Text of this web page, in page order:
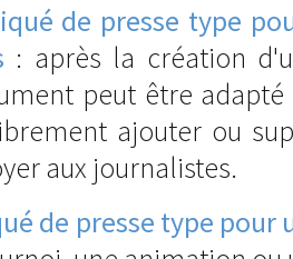
de presse type
: après la création
peut être
ajouter ou
aux journalistes.
de presse type pour